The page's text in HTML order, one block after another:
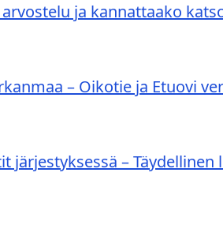
ja kannattaako
– Oikotie ja Etuovi
järjestyksessä – Täydellinen